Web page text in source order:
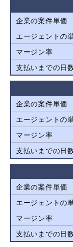
企業の案件単価
エージェントの
マージン率
支払いまでの日
企業の案件単価
エージェントの
マージン率
支払いまでの日
企業の案件単価
エージェントの
マージン率
支払いまでの日